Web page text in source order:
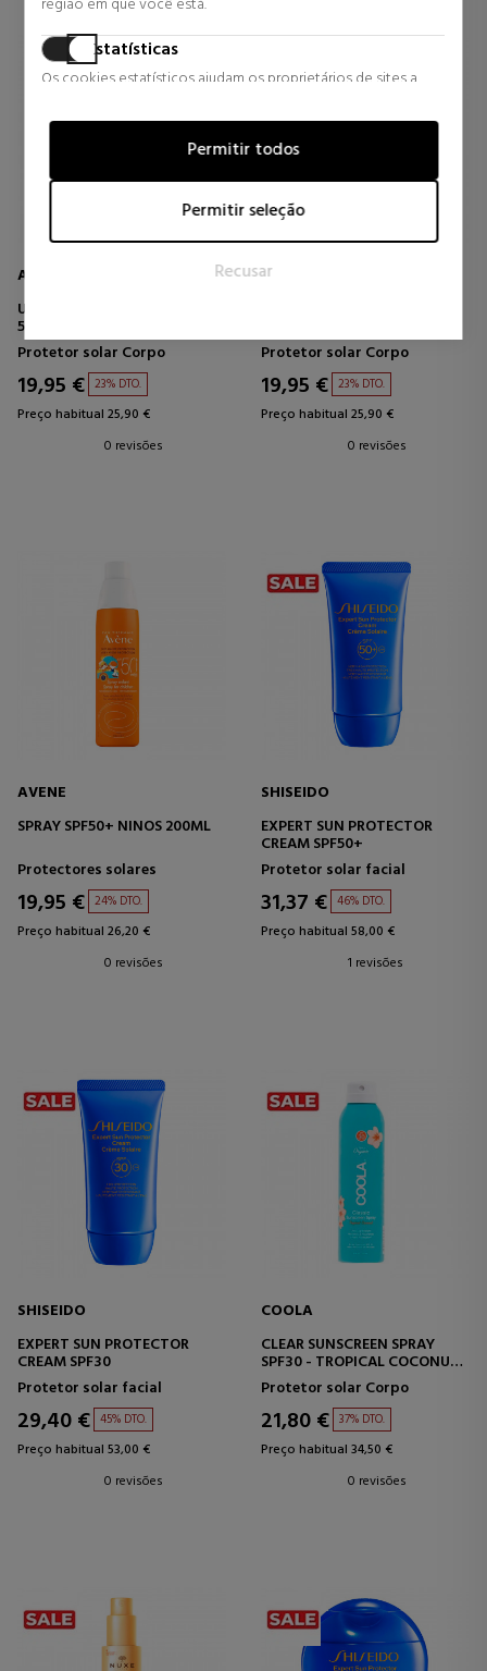
Estatísticas
Os cookies estatísticos ajudam os proprietários de sites a
coletando e fornecendo informações de forma anônima.
Os cookies de marketing são usados para rastrear visitantes
em sites. A intenção é exibir anúncios que sejam relevantes e
atraentes para o usuário individual e, portanto, mais valiosos
para editores e anunciantes terceirizados.
Permitir todos
Permitir seleção
Recusar
AVENE
ULTRA FLUID MAT PERF CC
50+ 50ML
Protetor solar Corpo
19,95 € 23% DTO.
Preço habitual 25,90 €
0 revisões
AVENE
Protetor solar Corpo
19,95 € 23% DTO.
Preço habitual 25,90 €
0 revisões
AVENE
SPRAY SPF50+ NINOS 200ML
Protectores solares
19,95 € 24% DTO.
Preço habitual 26,20 €
0 revisões
SHISEIDO
EXPERT SUN PROTECTOR
CREAM SPF50+
Protetor solar facial
31,37 € 46% DTO.
Preço habitual 58,00 €
1 revisões
SHISEIDO
EXPERT SUN PROTECTOR
CREAM SPF30
Protetor solar facial
29,40 € 45% DTO.
Preço habitual 53,00 €
0 revisões
COOLA
CLEAR SUNSCREEN SPRAY
SPF30 - TROPICAL COCONUT
SPRAY PROTETOR SOLAR
TRANSPARENTE
Protetor solar Corpo
21,80 € 37% DTO.
Preço habitual 34,50 €
0 revisões